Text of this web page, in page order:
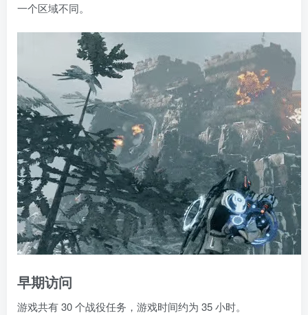
一个区域不同。
早期访问
游戏共有 30 个战役任务，游戏时间约为 35 小时。